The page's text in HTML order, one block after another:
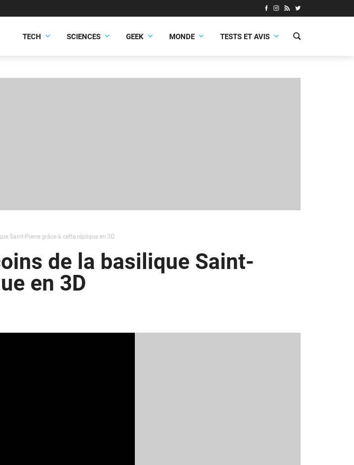
TECH SCIENCES GEEK MONDE TESTS ET AVIS
Saint-Pierre grâce à cette réplique en 3D
de la basilique Saint-
en 3D